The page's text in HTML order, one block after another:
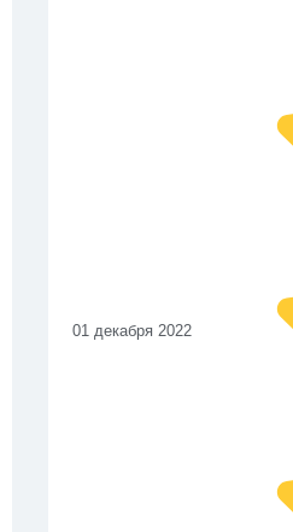
01 декабря 2022